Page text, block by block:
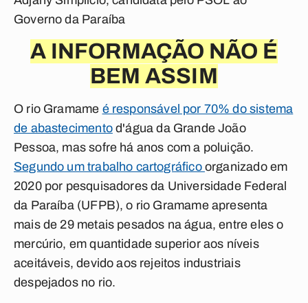
Governo da Paraíba
A INFORMAÇÃO NÃO É
BEM ASSIM
O rio Gramame é responsável por 70% do sistema
de abastecimentod'água da Grande João
Pessoa, mas sofre há anos com a poluição.
Segundo um trabalho cartográfico organizado em
2020 por pesquisadores da Universidade Federal
da Paraíba (UFPB), o rio Gramame apresenta
mais de 29 metais pesados na água, entre eles o
mercúrio, em quantidade superior aos níveis
aceitáveis, devido aos rejeitos industriais
despejados no rio.